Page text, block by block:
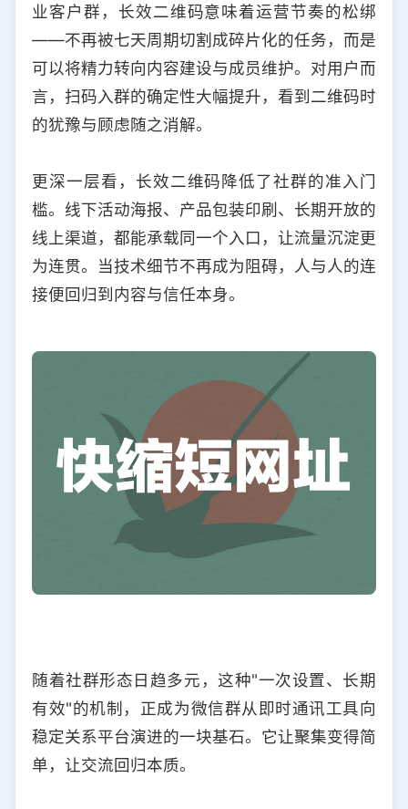
业客户群，长效二维码意味着运营节奏的松绑
——不再被七天周期切割成碎片化的任务，而是
可以将精力转向内容建设与成员维护。对用户而
言，扫码入群的确定性大幅提升，看到二维码时
的犹豫与顾虑随之消解。
更深一层看，长效二维码降低了社群的准入门
槛。线下活动海报、产品包装印刷、长期开放的
线上渠道，都能承载同一个入口，让流量沉淀更
为连贯。当技术细节不再成为阻碍，人与人的连
接便回归到内容与信任本身。
随着社群形态日趋多元，这种"一次设置、长期
有效"的机制，正成为微信群从即时通讯工具向
稳定关系平台演进的一块基石。它让聚集变得简
单，让交流回归本质。